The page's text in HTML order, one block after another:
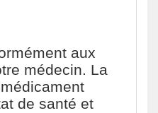
aux
médecin. La
de santé et